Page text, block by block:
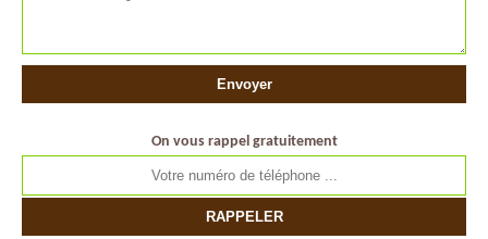
On vous rappel gratuitement